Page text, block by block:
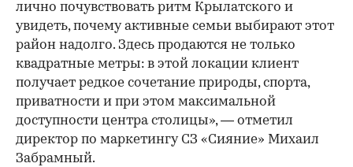
лично почувствовать ритм Крылатского и
увидеть, почему активные семьи выбирают этот
район надолго. Здесь продаются не только
квадратные метры: в этой локации клиент
получает редкое сочетание природы, спорта,
приватности и при этом максимальной
доступности центра столицы», — отметил
директор по маркетингу СЗ «Сияние» Михаил
Забрамный.